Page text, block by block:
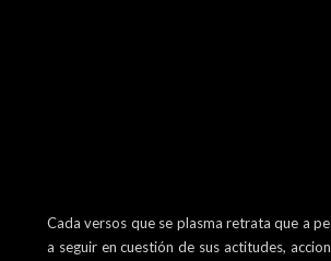
Cada versos que se plasma retrata que a
a seguir en cuestión de sus actitudes,